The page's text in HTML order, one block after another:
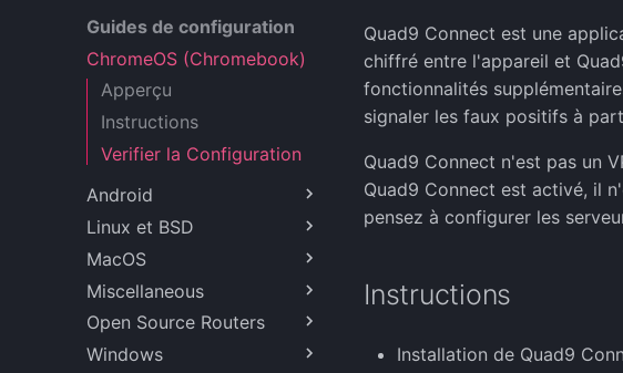
Guides de configuration
ChromeOS (Chromebook)
Apperçu
Instructions
Verifier la Configuration
Android
Android 9+ (Crypté)
Linux et BSD
Fedora 38
FreeBSD (Chiffré)
OpenBSD (Chiffré)
Ubuntu 20.04 et 22.04
MacOS
Big Sur et plus récent
(Chiffré)
Miscellaneous
Cloudflared et Quad9
Pi Hole
Open Source Routers
IPFire (Chiffré)
Windows
Quad9 Connect est une
chiffré entre l'appareil et
fonctionnalités
signaler les faux positifs à
Quad9 Connect n'est pas un
Quad9 Connect est activé, il
pensez à configurer les
Instructions
Installation de Quad9